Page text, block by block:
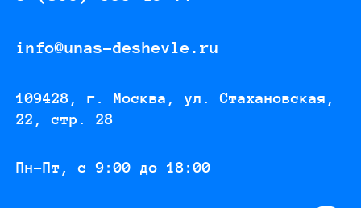
info@unas-deshevle.ru
109428, г. Москва, ул. Стахановская,
22, стр. 28
Пн-Пт, с 9:00 до 18:00